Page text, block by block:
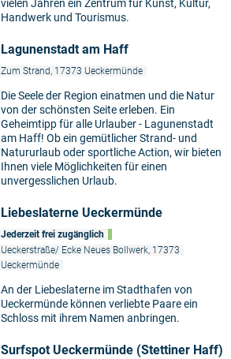
vielen Jahren ein Zentrum für Kunst, Kultur,
Handwerk und Tourismus.
Lagunenstadt am Haff
Zum Strand, 17373 Ueckermünde
Die Seele der Region einatmen und die Natur
von der schönsten Seite erleben. Ein
Geheimtipp für alle Urlauber - Lagunenstadt
am Haff! Ob ein gemütlicher Strand- und
Natururlaub oder sportliche Action, wir bieten
Ihnen viele Möglichkeiten für einen
unvergesslichen Urlaub.
Liebeslaterne Ueckermünde
Jederzeit frei zugänglich
Ueckerstraße/ Ecke Neues Bollwerk, 17373
Ueckermünde
An der Liebeslaterne im Stadthafen von
Ueckermünde können verliebte Paare ein
Schloss mit ihrem Namen anbringen.
Surfspot Ueckermünde (Stettiner Haff)